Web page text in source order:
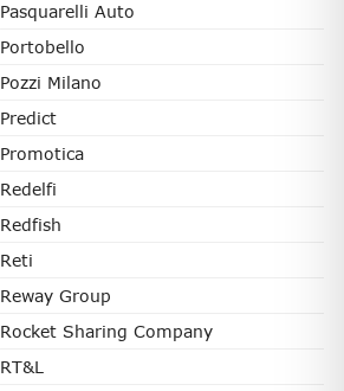
Pasquarelli Auto
Portobello
Pozzi Milano
Predict
Promotica
Redelfi
Redfish
Reti
Reway Group
Rocket Sharing Company
RT&L